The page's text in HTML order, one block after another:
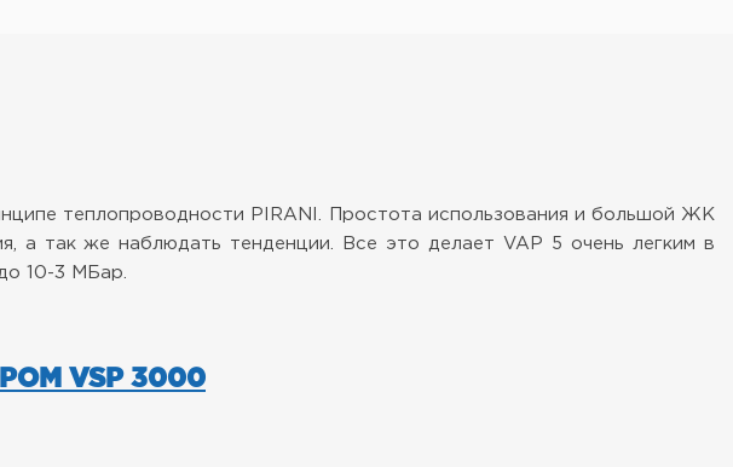
теплопроводности PIRANI. Простота использования и большой ЖК
а так же наблюдать тенденции. Все это делает VAP 5 очень легким в
10-3 МБар.
VSP 3000